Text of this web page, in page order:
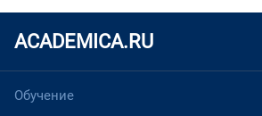
ACADEMICA.RU
Обучение